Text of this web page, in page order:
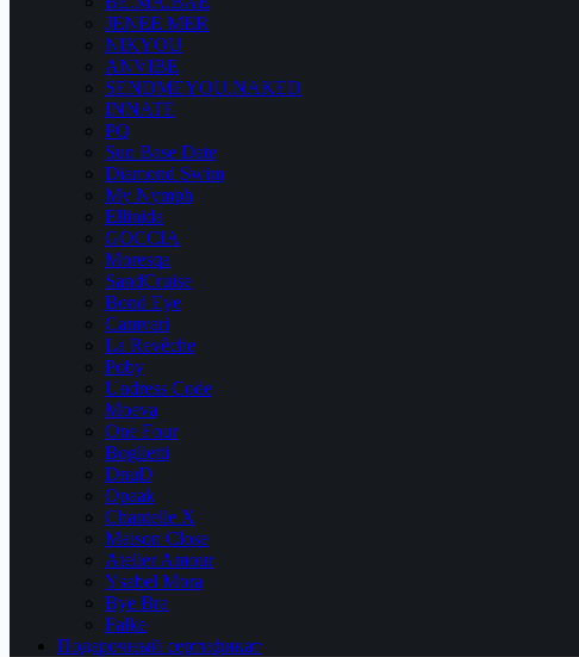
JENEE MER
NIKYOU
ANVIBE
SENDMEYOU.NAKED
INNATE
PQ
Sun Base Date
Diamond Swim
My Nymph
Ellinida
GOCCIA
Moresqa
SandCruise
Bond Eye
Camvari
La Revêche
Poby
Undress Code
Moeva
One Four
Boglietti
DnuD
Opaak
Chantelle X
Maison Close
Atelier Amour
Ysabel Mora
Bye Bra
Falke
Подарочный сертификат